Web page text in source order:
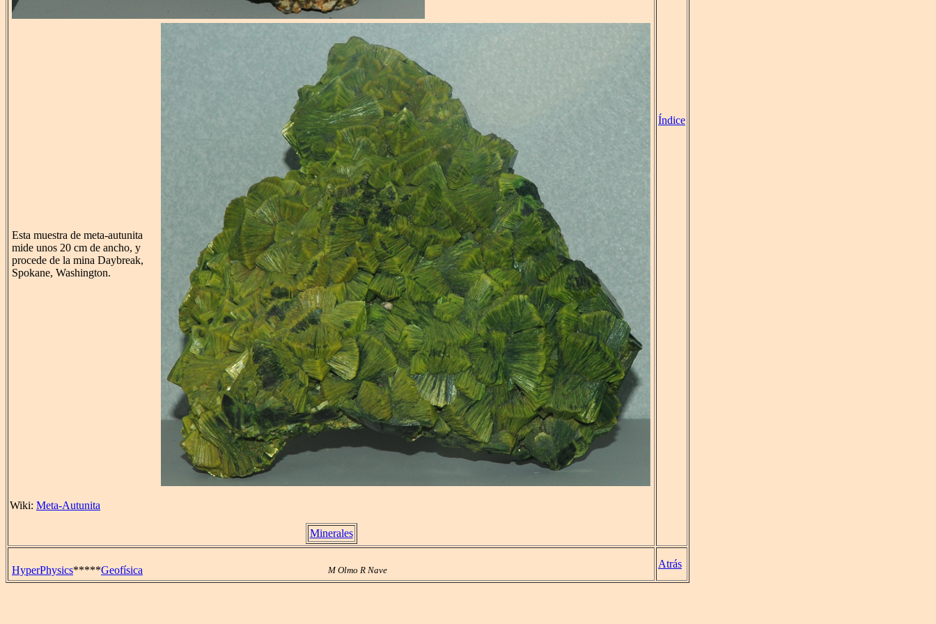
Esta muestra de meta-autunita
mide unos 20 cm de ancho, y
procede de la mina Daybreak,
Spokane, Washington.
Wiki: Meta-Autunita
Minerales
Índice
HyperPhysics*****Geofísica M Olmo R Nave
Atrás